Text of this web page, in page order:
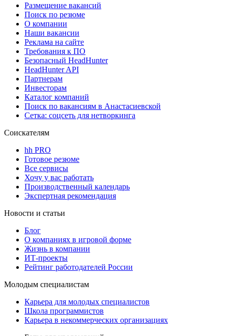
Размещение вакансий
Поиск по резюме
О компании
Наши вакансии
Реклама на сайте
Требования к ПО
Безопасный HeadHunter
HeadHunter API
Партнерам
Инвесторам
Каталог компаний
Поиск по вакансиям в Анастасиевской
Сетка: соцсеть для нетворкинга
Соискателям
hh PRO
Готовое резюме
Все сервисы
Хочу у вас работать
Производственный календарь
Экспертная рекомендация
Новости и статьи
Блог
О компаниях в игровой форме
Жизнь в компании
ИТ-проекты
Рейтинг работодателей России
Молодым специалистам
Карьера для молодых специалистов
Школа программистов
Карьера в некоммерческих организациях